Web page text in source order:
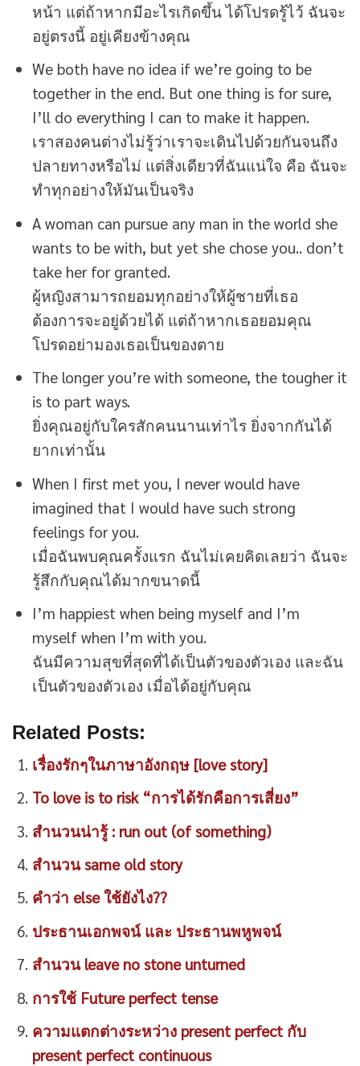
หน้า แต่ถ้าหากมีอะไรเกิดขึ้น ได้โปรดรู้ไว้ ฉันจะ
อยู่ตรงนี้ อยู่เคียงข้างคุณ
We both have no idea if we’re going to be
together in the end. But one thing is for sure,
I’ll do everything I can to make it happen.
เราสองคนต่างไม่รู้ว่าเราจะเดินไปด้วยกันจนถึง
ปลายทางหรือไม่ แต่สิ่งเดียวที่ฉันแน่ใจ คือ ฉันจะ
ทำทุกอย่างให้มันเป็นจริง
A woman can pursue any man in the world she
wants to be with, but yet she chose you.. don’t
take her for granted.
ผู้หญิงสามารถยอมทุกอย่างให้ผู้ชายที่เธอ
ต้องการจะอยู่ด้วยได้ แต่ถ้าหากเธอยอมคุณ
โปรดอย่ามองเธอเป็นของตาย
The longer you’re with someone, the tougher it
is to part ways.
ยิ่งคุณอยู่กับใครสักคนนานเท่าไร ยิ่งจากกันได้
ยากเท่านั้น
When I first met you, I never would have
imagined that I would have such strong
feelings for you.
เมื่อฉันพบคุณครั้งแรก ฉันไม่เคยคิดเลยว่า ฉันจะ
รู้สึกกับคุณได้มากขนาดนี้
I’m happiest when being myself and I’m
myself when I’m with you.
ฉันมีความสุขที่สุดที่ได้เป็นตัวของตัวเอง และฉัน
เป็นตัวของตัวเอง เมื่อได้อยู่กับคุณ
Related Posts:
เรื่องรักๆในภาษาอังกฤษ [love story]
To love is to risk “การได้รักคือการเสี่ยง”
สำนวนน่ารู้ : run out (of something)
สำนวน same old story
คำว่า else ใช้ยังไง??
ประธานเอกพจน์ และ ประธานพหูพจน์
สำนวน leave no stone unturned
การใช้ Future perfect tense
ความแตกต่างระหว่าง present perfect กับ
present perfect continuous